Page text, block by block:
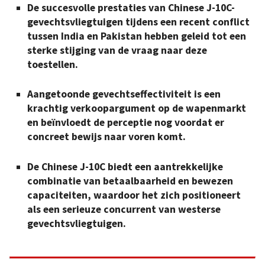
De succesvolle prestaties van Chinese J-10C-
gevechtsvliegtuigen tijdens een recent conflict
tussen India en Pakistan hebben geleid tot een
sterke stijging van de vraag naar deze
toestellen.
Aangetoonde gevechtseffectiviteit is een
krachtig verkoopargument op de wapenmarkt
en beïnvloedt de perceptie nog voordat er
concreet bewijs naar voren komt.
De Chinese J-10C biedt een aantrekkelijke
combinatie van betaalbaarheid en bewezen
capaciteiten, waardoor het zich positioneert
als een serieuze concurrent van westerse
gevechtsvliegtuigen.